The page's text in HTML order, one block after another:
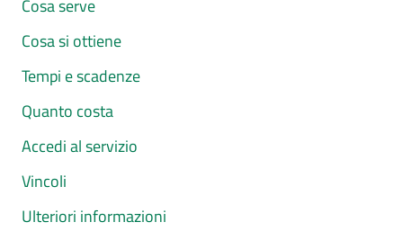
Cosa serve
Cosa si ottiene
Tempi e scadenze
Quanto costa
Accedi al servizio
Vincoli
Ulteriori informazioni